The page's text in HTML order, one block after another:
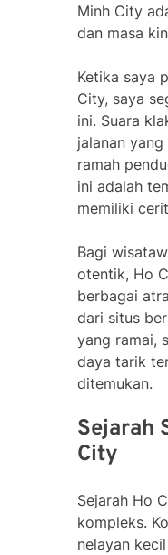
Minh City
dan masa
Ketika saya
City, saya
ini. Suara
jalanan
ramah
ini adalah
memiliki
Bagi
otentik, Ho
berbagai
dari situs
yang ramai,
daya tarik
ditemukan.
Sejarah
City
Sejarah Ho
kompleks.
nelayan